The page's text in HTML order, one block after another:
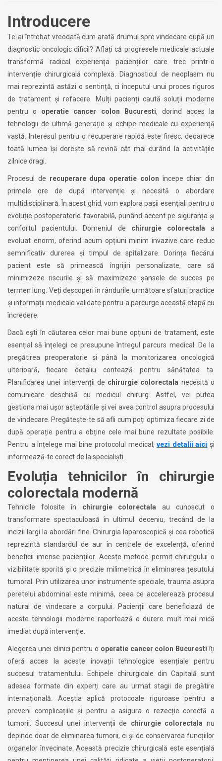
Introducere
Te-ai întrebat vreodată cum arată drumul spre vindecare după un
diagnostic oncologic dificil? Aflați că progresele medicale actuale
transformă radical experiența pacienților care trec printr-o
intervenție chirurgicală complexă. Diagnosticul de neoplasm nu
mai reprezintă astăzi o sentință, ci începutul unui proces riguros
de tratament și refacere. Mulți pacienți caută soluții moderne
pentru o operatie cancer colon Bucuresti, dorind acces la
tehnologii de ultimă generație și echipe medicale cu experiență
vastă. Interesul pentru o recuperare rapidă este firesc, deoarece
toată lumea își dorește să revină cât mai curând la activitățile
zilnice dragi.
Procesul de recuperare dupa operatie colon începe chiar din
primele ore de după intervenție și necesită o abordare
multidisciplinară. În acest ghid, vom explora pașii esențiali pentru o
evoluție postoperatorie favorabilă, punând accent pe siguranța și
confortul pacientului. Domeniul de chirurgie colorectala a
evoluat enorm, oferind acum opțiuni minim invazive care reduc
semnificativ durerea și timpul de spitalizare. Dorința fiecărui
pacient este să primească îngrijiri personalizate, care să
minimizeze riscurile și să maximizeze șansele de succes pe
termen lung. Veți descoperi în rândurile următoare sfaturi practice
și informații medicale validate pentru a parcurge această etapă cu
încredere.
Dacă ești în căutarea celor mai bune opțiuni de tratament, este
esențial să înțelegi ce presupune întregul parcurs medical. De la
pregătirea preoperatorie și până la monitorizarea oncologică
ulterioară, fiecare detaliu contează pentru sănătatea ta.
Planificarea unei intervenții de chirurgie colorectala necesită o
comunicare deschisă cu medicul chirurg. Astfel, vei putea
gestiona mai ușor așteptările și vei avea control asupra procesului
de vindecare. Pregătește-te să afli cum poți optimiza fiecare zi de
după operație pentru a obține cele mai bune rezultate posibile.
Pentru a înțelege mai bine protocolul medical,vezi detalii aici și
informează-te corect de la specialiști.
Evoluția tehnicilor în chirurgie
colorectala modernă
Tehnicile folosite în chirurgie colorectala au cunoscut o
transformare spectaculoasă în ultimul deceniu, trecând de la
incizii largi la abordări fine. Chirurgia laparoscopică și cea robotică
reprezintă standardul de aur în centrele de excelență, oferind
beneficii imense pacienților. Aceste metode permit chirurgului o
vizibilitate sporită și o precizie milimetrică în eliminarea țesutului
tumoral. Prin utilizarea unor instrumente speciale, trauma asupra
peretelui abdominal este minimă, ceea ce accelerează procesul
natural de vindecare a corpului. Pacienții care beneficiază de
aceste tehnologii moderne raportează o durere mult mai mică
imediat după intervenție.
Alegerea unei clinici pentru o operatie cancer colon Bucuresti îți
oferă acces la aceste inovații tehnologice esențiale pentru
succesul tratamentului. Echipele chirurgicale din Capitală sunt
adesea formate din experți care au urmat stagii de pregătire
internațională. Aceștia aplică protocoale riguroase pentru a
preveni complicațiile și pentru a asigura o rezecție corectă a
tumorii. Succesul unei intervenții de chirurgie colorectala nu
depinde doar de eliminarea tumorii, ci și de conservarea funcțiilor
organelor învecinate. Această precizie chirurgicală este esențială